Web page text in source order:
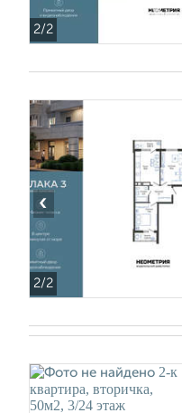
2/2
2/2
‹